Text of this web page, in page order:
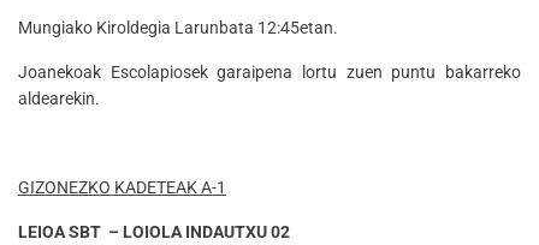
Mungiako Kiroldegia Larunbata 12:45etan.
Joanekoak Escolapiosek garaipena lortu zuen puntu bakarreko
aldearekin.
GIZONEZKO KADETEAK A-1
LEIOA SBT – LOIOLA INDAUTXU 02